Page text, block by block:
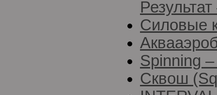
Силовые
Spinning
Сквош